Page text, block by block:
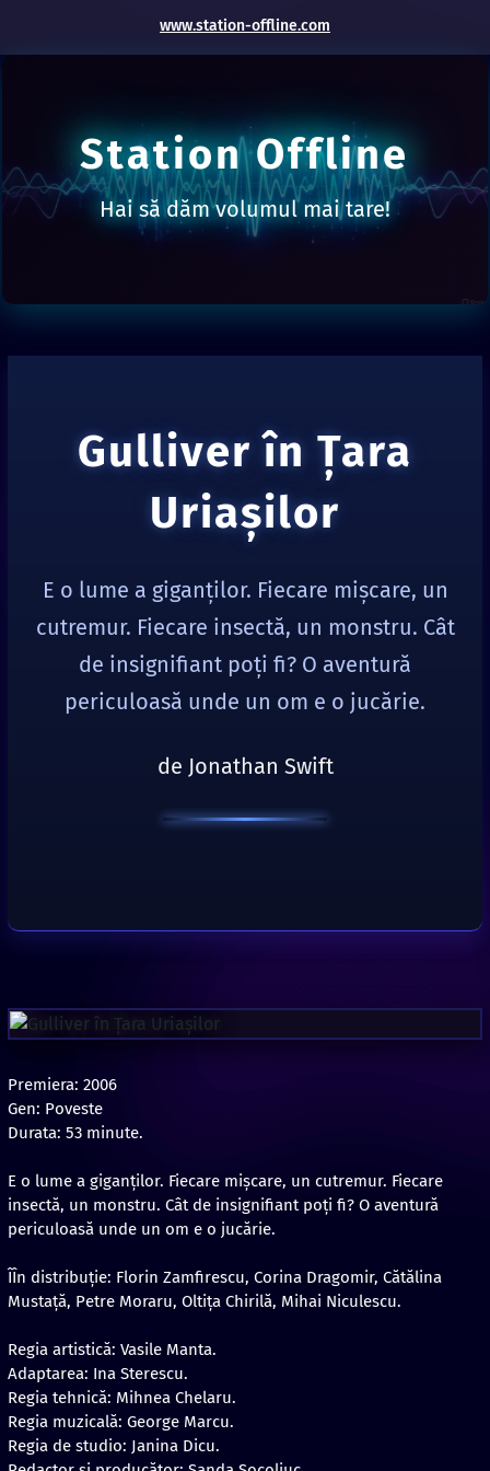
www.station-offline.com
Station Offline
Hai să dăm volumul mai tare!
Gulliver în Ţara
Uriaşilor
E o lume a giganților. Fiecare mișcare, un
cutremur. Fiecare insectă, un monstru. Cât
de insignifiant poți fi? O aventură
periculoasă unde un om e o jucărie.
de Jonathan Swift
de Jonathan Swift
Premiera: 2006
Gen: Poveste
Durata: 53 minute.
E o lume a giganților. Fiecare mișcare, un cutremur. Fiecare
insectă, un monstru. Cât de insignifiant poți fi? O aventură
periculoasă unde un om e o jucărie.
ÎÎn distribuție: Florin Zamfirescu, Corina Dragomir, Cătălina
Mustaţă, Petre Moraru, Oltiţa Chirilă, Mihai Niculescu.
Regia artistică: Vasile Manta.
Adaptarea: Ina Sterescu.
Regia tehnică: Mihnea Chelaru.
Regia muzicală: George Marcu.
Regia de studio: Janina Dicu.